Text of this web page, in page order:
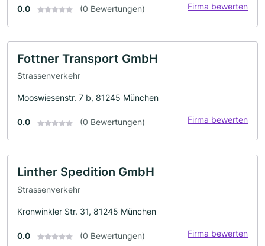
0.0 (0 Bewertungen) Firma bewerten
Fottner Transport GmbH
Strassenverkehr
Mooswiesenstr. 7 b, 81245 München
0.0 (0 Bewertungen) Firma bewerten
Linther Spedition GmbH
Strassenverkehr
Kronwinkler Str. 31, 81245 München
0.0 (0 Bewertungen) Firma bewerten